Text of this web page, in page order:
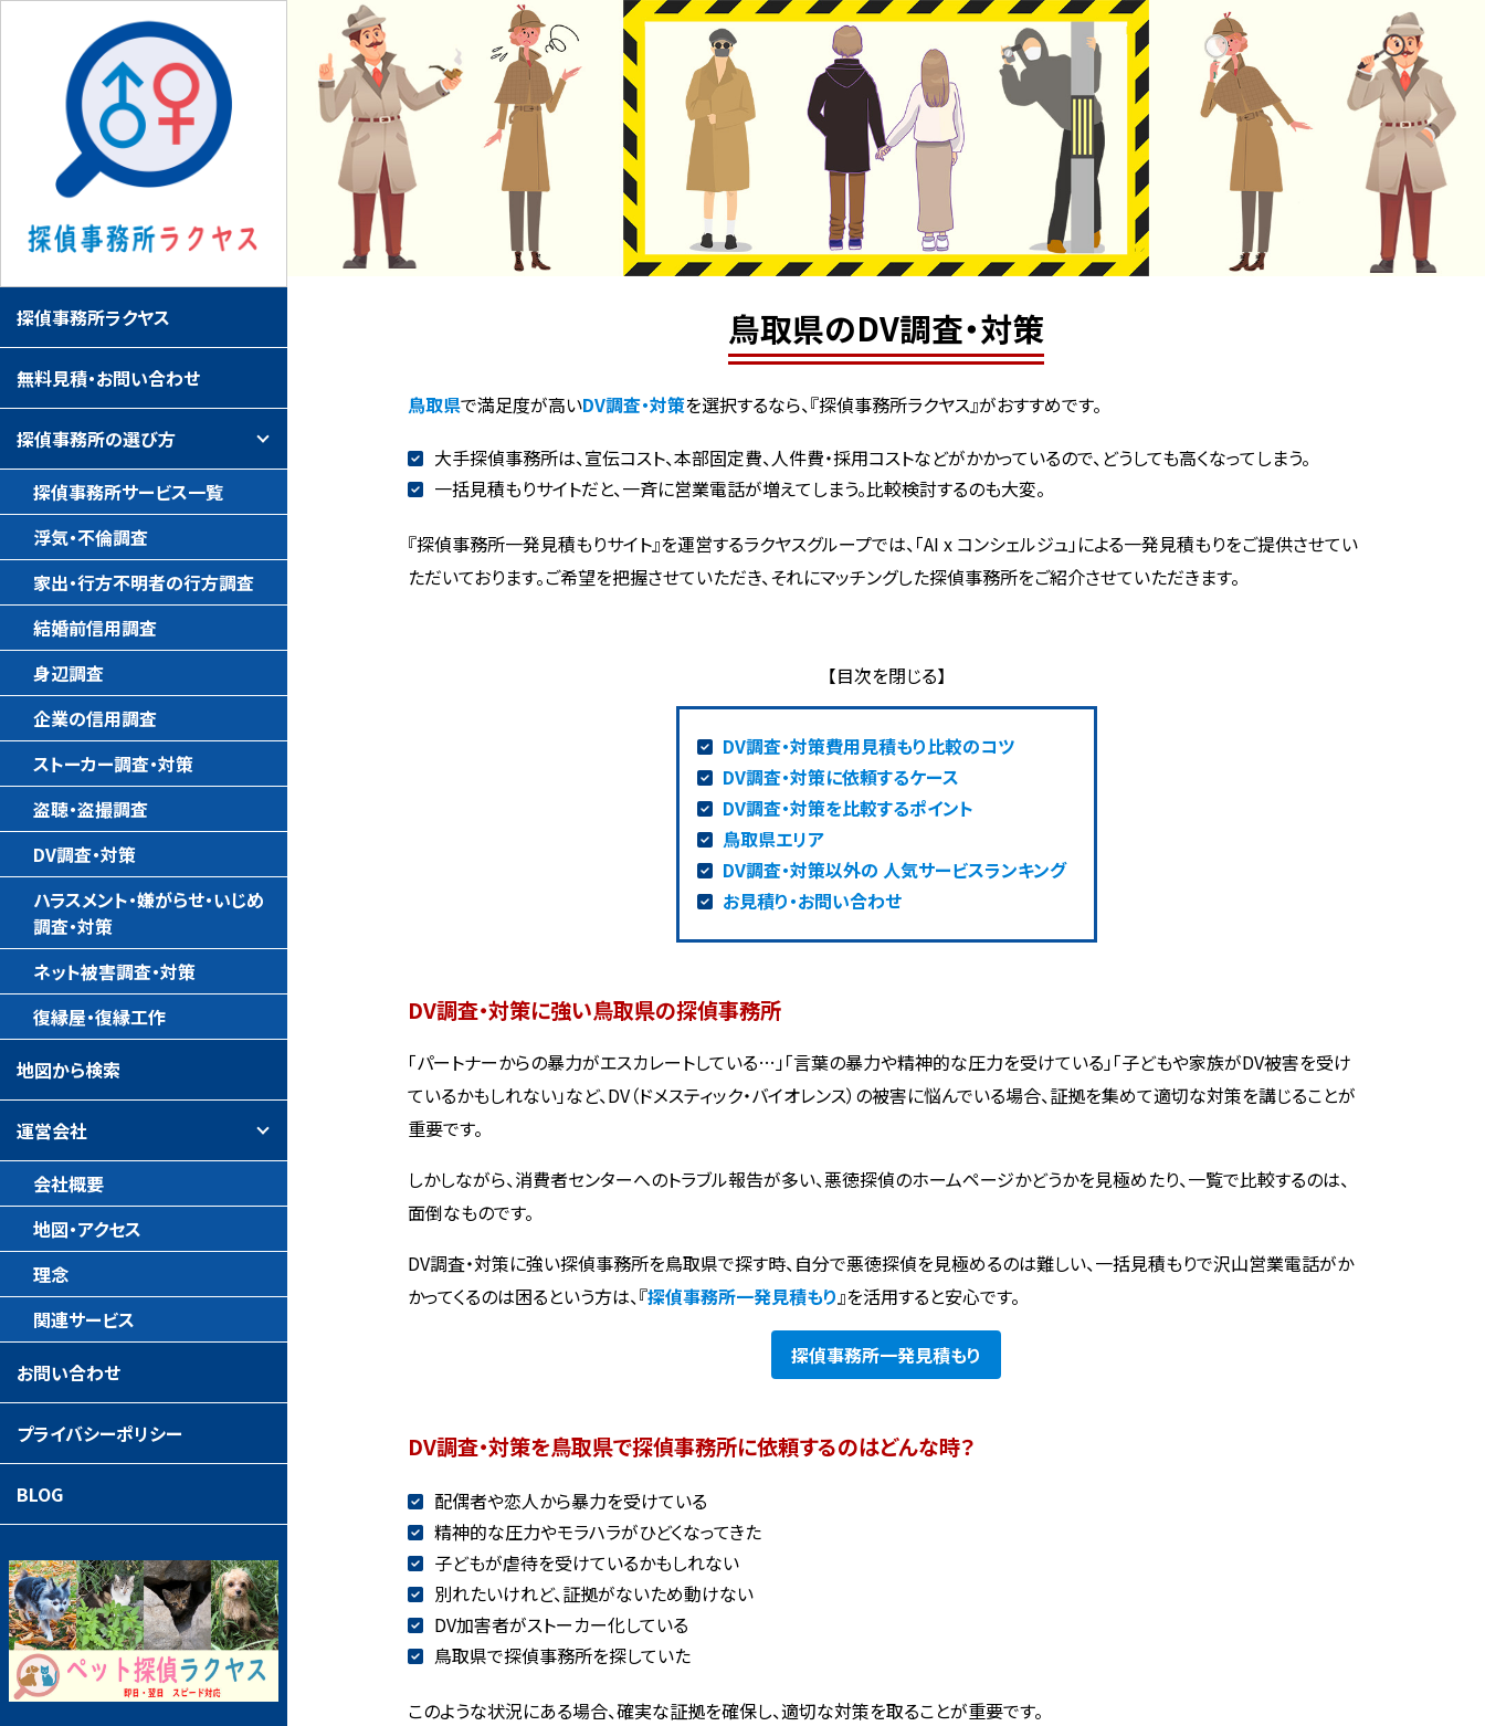
鳥取県のDV調査・対策
鳥取県で満足度が高いDV調査・対策を選択するなら、『探偵事務所ラクヤス』がおすすめです。
大手探偵事務所は、宣伝コスト、本部固定費、人件費・採用コストなどがかかっているので、どうしても高くなってしまう。
一括見積もりサイトだと、一斉に営業電話が増えてしまう。比較検討するのも大変。
『探偵事務所一発見積もりサイト』を運営するラクヤスグループでは、「AI x コンシェルジュ」による一発見積もりをご提供させてい
ただいております。ご希望を把握させていただき、それにマッチングした探偵事務所をご紹介させていただきます。
DV調査・対策費用見積もり比較のコツ
DV調査・対策に依頼するケース
DV調査・対策を比較するポイント
鳥取県エリア
DV調査・対策以外の 人気サービスランキング
お見積り・お問い合わせ
DV調査・対策に強い鳥取県の探偵事務所
「パートナーからの暴力がエスカレートしている…」「言葉の暴力や精神的な圧力を受けている」「子どもや家族がDV被害を受け
ているかもしれない」など、DV（ドメスティック・バイオレンス）の被害に悩んでいる場合、証拠を集めて適切な対策を講じることが
重要です。
しかしながら、消費者センターへのトラブル報告が多い、悪徳探偵のホームページかどうかを見極めたり、一覧で比較するのは、
面倒なものです。
DV調査・対策に強い探偵事務所を鳥取県で探す時、自分で悪徳探偵を見極めるのは難しい、一括見積もりで沢山営業電話がか
かってくるのは困るという方は、『探偵事務所一発見積もり 』を活用すると安心です。
探偵事務所一発見積もり
DV調査・対策を鳥取県で探偵事務所に依頼するのはどんな時？
配偶者や恋人から暴力を受けている
精神的な圧力やモラハラがひどくなってきた
子どもが虐待を受けているかもしれない
別れたいけれど、証拠がないため動けない
DV加害者がストーカー化している
鳥取県で探偵事務所を探していた
このような状況にある場合、確実な証拠を確保し、適切な対策を取ることが重要です。
探偵事務所ラクヤス
無料見積・お問い合わせ
探偵事務所の選び方
探偵事務所サービス一覧
浮気・不倫調査
家出・行方不明者の行方調査
結婚前信用調査
身辺調査
企業の信用調査
ストーカー調査・対策
盗聴・盗撮調査
DV調査・対策
ハラスメント・嫌がらせ・いじめ
調査・対策
ネット被害調査・対策
復縁屋・復縁工作
地図から検索
運営会社
会社概要
地図・アクセス
理念
関連サービス
お問い合わせ
プライバシーポリシー
BLOG